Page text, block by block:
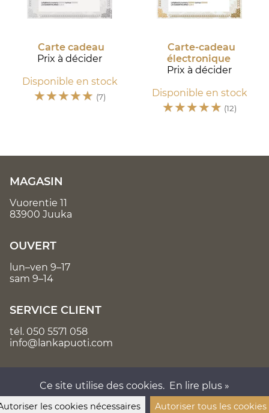
Carte cadeau
Prix à décider
Disponible en stock
☆☆☆☆☆ (7)
Carte-cadeau
électronique
Prix à décider
Disponible en stock
☆☆☆☆☆ (12)
MAGASIN
Vuorentie 11
83900 Juuka
OUVERT
lun–ven 9–17
sam 9–14
SERVICE CLIENT
tél. 050 5571 058
info@lankapuoti.com
Ce site utilise des cookies. En lire plus »
les cookies nécessaires Autoriser tous les cookies